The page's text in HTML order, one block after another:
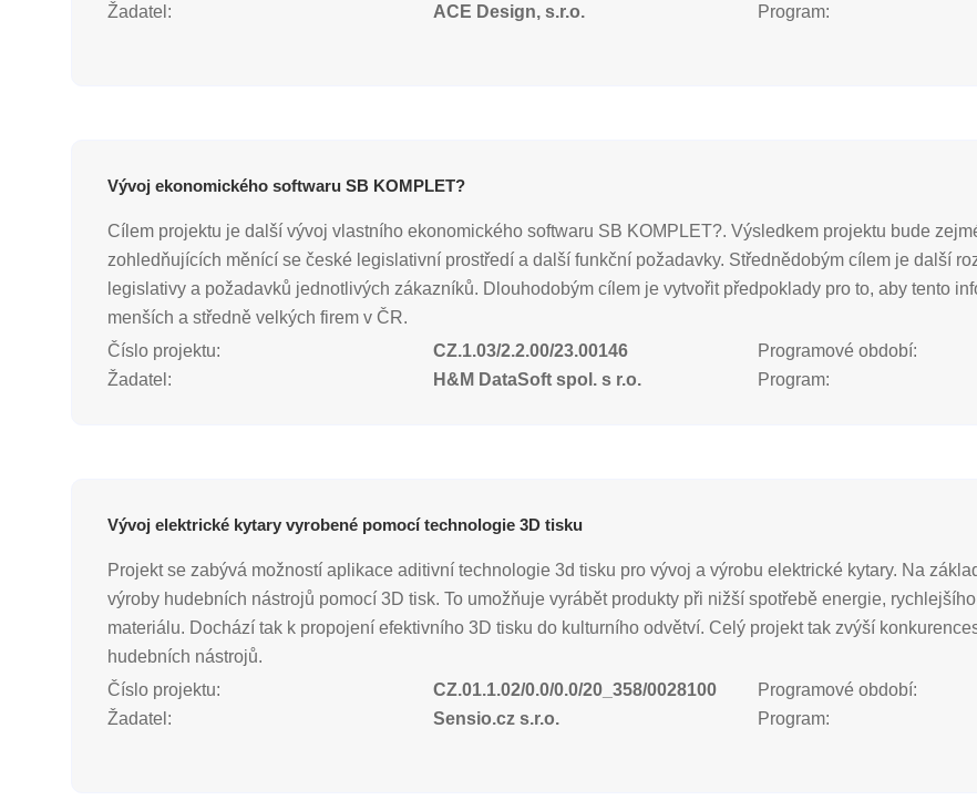
Žadatel:
ACE Design, s.r.o.
Program:
Vývoj ekonomického softwaru SB KOMPLET?
Cílem projektu je další vývoj vlastního ekonomického softwaru SB KOMPLET?. Výsledkem projektu bude
zohledňujících měnící se české legislativní prostředí a další funkční požadavky. Střednědobým cílem je další
legislativy a požadavků jednotlivých zákazníků. Dlouhodobým cílem je vytvořit předpoklady pro to, aby tento
menších a středně velkých firem v ČR.
Číslo projektu:
CZ.1.03/2.2.00/23.00146
Žadatel:
H&M DataSoft spol. s r.o.
Programové období:
Program:
Vývoj elektrické kytary vyrobené pomocí technologie 3D tisku
Projekt se zabývá možností aplikace aditivní technologie 3d tisku pro vývoj a výrobu elektrické kytary. Na
výroby hudebních nástrojů pomocí 3D tisk. To umožňuje vyrábět produkty při nižší spotřebě energie,
materiálu. Dochází tak k propojení efektivního 3D tisku do kulturního odvětví. Celý projekt tak zvýší
hudebních nástrojů.
Číslo projektu:
CZ.01.1.02/0.0/0.0/20_358/0028100
Žadatel:
Sensio.cz s.r.o.
Programové období:
Program: